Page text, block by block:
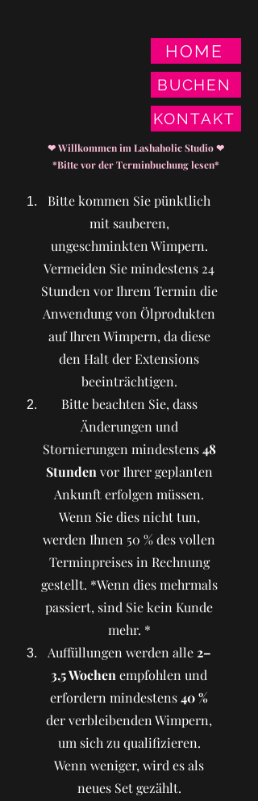
HOME
BUCHEN
KONTAKT
❤︎Willkommen im Lashaholic Studio❤︎
*Bitte vor der Terminbuchung lesen*
Bitte kommen Sie pünktlich
mit sauberen,
ungeschminkten Wimpern.
Vermeiden Sie mindestens 24
Stunden vor Ihrem Termin die
Anwendung von Ölprodukten
auf Ihren Wimpern, da diese
den Halt der Extensions
beeinträchtigen.
Bitte beachten Sie, dass
Änderungen und
Stornierungen mindestens48
Stunden vor Ihrer geplanten
Ankunft erfolgen müssen.
Wenn Sie dies nicht tun,
werden Ihnen 50 % des vollen
Terminpreises in Rechnung
gestellt. *Wenn dies mehrmals
passiert, sind Sie kein Kunde
mehr. *
Auffüllungen werden alle2–
3,5 Wochen empfohlen und
erfordern mindestens40 %
der verbleibenden Wimpern,
um sich zu qualifizieren.
Wenn weniger, wird es als
neues Set gezählt.